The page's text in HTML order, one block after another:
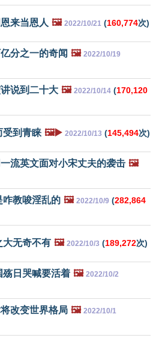
来当恩人 🖼️ 2022/10/21 (160,774次)
分之一的奇闻 🖼️ 2022/10/19
说到二十大 🖼️ 2022/10/14 (170,120
受到青睐 🖼️▶️ 2022/10/13 (145,494次)
流英文面对小宋丈夫的袭击 🖼️
咋教唆淫乱的 🖼️ 2022/10/9 (282,864
大无奇不有 🖼️ 2022/10/3 (189,272次)
日哭喊要活着 🖼️ 2022/10/2
改变世界格局 🖼️ 2022/10/1